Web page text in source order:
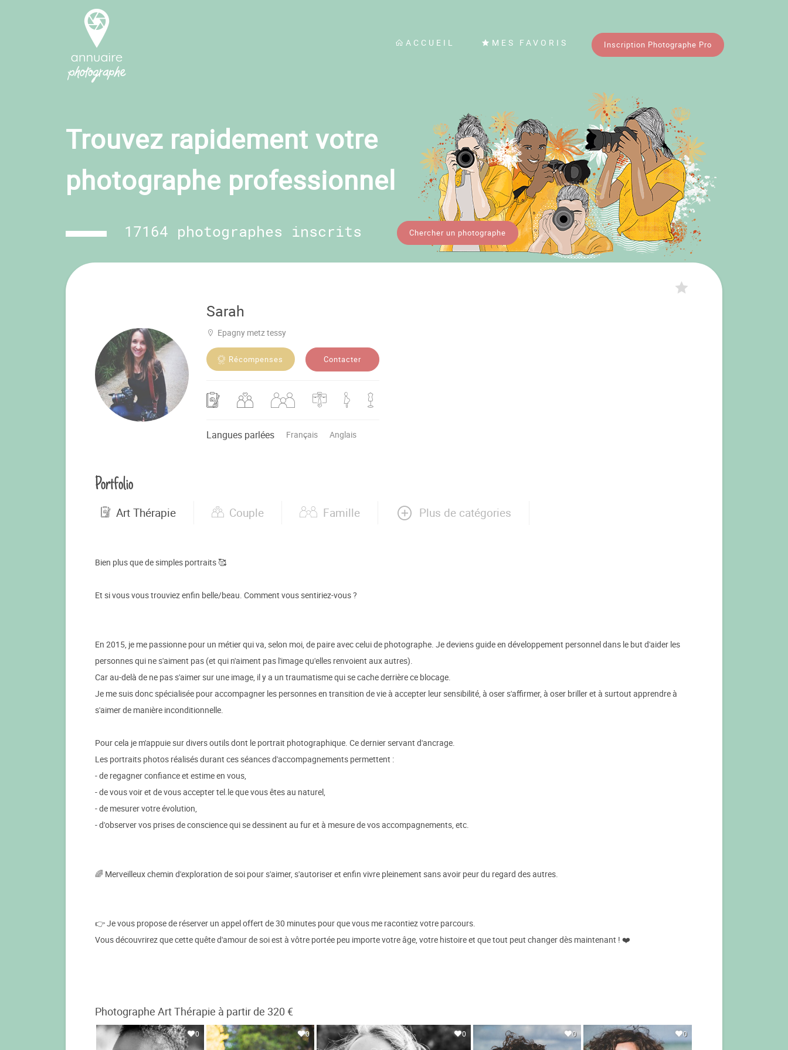
ACCUEIL MES FAVORIS Inscription Photographe Pro
Trouvez rapidement votre
photographe professionnel
17164 photographes inscrits Chercher un photographe
Sarah
Epagny metz tessy
Récompenses Contacter
Langues parlées Français Anglais
Portfolio
Art Thérapie Couple Famille Plus de catégories
Bien plus que de simples portraits 🥰
Et si vous vous trouviez enfin belle/beau. Comment vous sentiriez-vous ?
En 2015, je me passionne pour un métier qui va, selon moi, de paire avec celui de photographe. Je deviens guide en développement personnel dans le but d'aider les
personnes qui ne s'aiment pas (et qui n'aiment pas l'image qu'elles renvoient aux autres).
Car au-delà de ne pas s'aimer sur une image, il y a un traumatisme qui se cache derrière ce blocage.
Je me suis donc spécialisée pour accompagner les personnes en transition de vie à accepter leur sensibilité, à oser s'affirmer, à oser briller et à surtout apprendre à
s'aimer de manière inconditionnelle.
Pour cela je m'appuie sur divers outils dont le portrait photographique. Ce dernier servant d'ancrage.
Les portraits photos réalisés durant ces séances d'accompagnements permettent :
- de regagner confiance et estime en vous,
- de vous voir et de vous accepter tel.le que vous êtes au naturel,
- de mesurer votre évolution,
- d'observer vos prises de conscience qui se dessinent au fur et à mesure de vos accompagnements, etc.
🌈 Merveilleux chemin d'exploration de soi pour s'aimer, s'autoriser et enfin vivre pleinement sans avoir peur du regard des autres.
👉 Je vous propose de réserver un appel offert de 30 minutes pour que vous me racontiez votre parcours.
Vous découvrirez que cette quête d'amour de soi est à vôtre portée peu importe votre âge, votre histoire et que tout peut changer dès maintenant ! ❤️
Photographe Art Thérapie à partir de 320 €
0 0 0 0 0